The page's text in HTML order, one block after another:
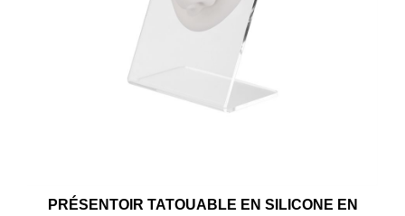
PRÉSENTOIR TATOUABLE EN SILICONE EN